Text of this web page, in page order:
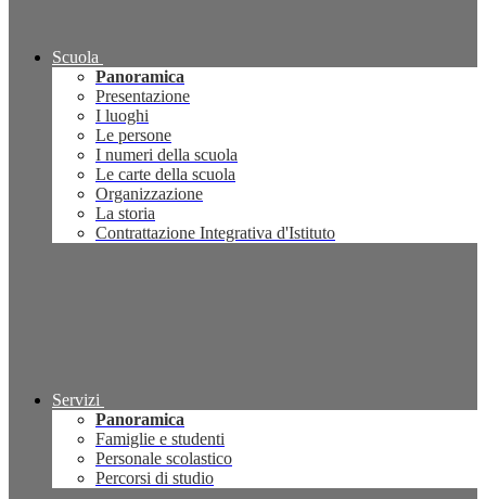
Scuola
Panoramica
Presentazione
I luoghi
Le persone
I numeri della scuola
Le carte della scuola
Organizzazione
La storia
Contrattazione Integrativa d'Istituto
Servizi
Panoramica
Famiglie e studenti
Personale scolastico
Percorsi di studio